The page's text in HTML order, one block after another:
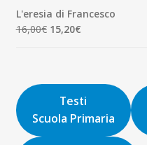
originale
era:
9,00€.
attuale
è:
L'eresia di Francesco
16,00€ Il
15,20€Il
15,20€.
Testi
Scuola Primaria